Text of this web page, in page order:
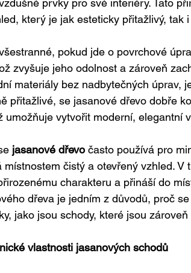
prvky pro své interiéry. Tato
který je jak esteticky přitažlivý, tak i
pokud jde o povrchové
zvyšuje jeho odolnost a zároveň
materiály bez nadbytečných úprav,
přitažlivé, se jasanové dřevo dobře
umožňuje vytvořit moderní, elegantní
jasanové dřevo často používá pro
čistý a otevřený vzhled. V
charakteru a přináší do
dřeva je jedním z důvodů, proč
jako jsou schody, které jsou
vlastnosti jasanových schodů